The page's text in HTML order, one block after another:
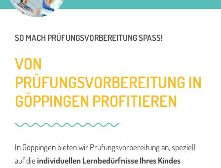
SO MACH PRÜFUNGSVORBEREITUNG SPASS!
VON
PRÜFUNGSVORBEREITUNG IN
GÖPPINGEN PROFITIEREN
In Göppingen bieten wir Prüfungsvorbereitung an, speziell
auf dieindividuellen Lernbedürfnisse Ihres Kindes